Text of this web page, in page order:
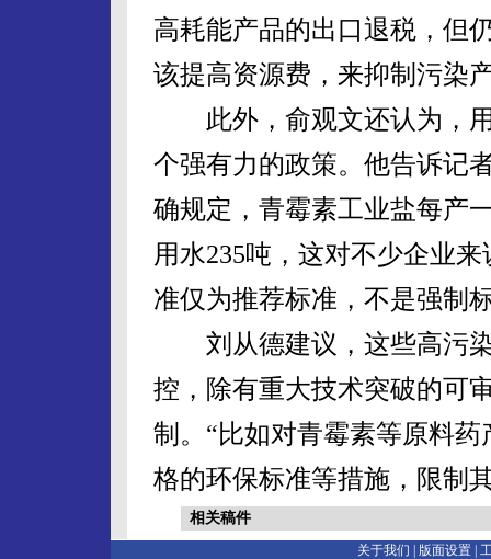
高耗能产品的出口退税，但
该提高资源费，来抑制污染
此外，俞观文还认为，用
个强有力的政策。他告诉记
确规定，青霉素工业盐每产
用水235吨，这对不少企业
准仅为推荐标准，不是强制
刘从德建议，这些高污染
控，除有重大技术突破的可
制。“比如对青霉素等原料
格的环保标准等措施，限制
相关稿件
关于我们 | 版面设置